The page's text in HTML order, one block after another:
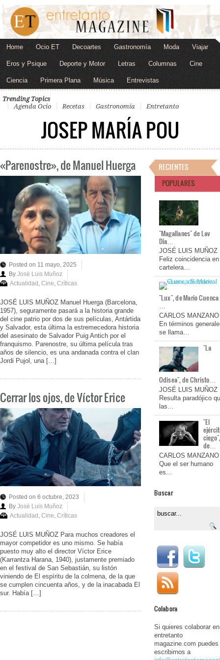
Home Ocio ET Decoartes Gastronomía Moda Viajar
Eros y Psique Deporte y Motor Letras Columnas Cine
Ciencia Primera Plana Música Entrevistas
Trending Topics
Agenda Ocio
Recetas Gastronomía Entretanto
JOSEP MARÍA POU
«Parenostre», de Manuel Huerga
Posted on 11 mayo, 2025
By José Luis Muñoz
Actualidad, Cine, Críticas
JOSÉ LUIS MUÑOZ Manuel Huerga (Barcelona,
1957), seguramente pasará a la historia grande
del cine patrio por dos de sus películas, Antártida
y Salvador, esta última la estremecedora historia
del asesinato de Salvador Puig Antich por el
franquismo. Parenostre, su última película tras
años de silencio, es una andanada contra el clan
Jordi Pujol, una […]
Cerrar los ojos, de Víctor Erice
Posted on 6 octubre, 2023
By José Luis Muñoz
Actualidad , Cine, Críticas
JOSÉ LUIS MUÑOZ Para muchos creadores el
mayor competidor es uno mismo. Se había
puesto muy alto el director Víctor Erice
(Karrantza Harana, 1940), justamente premiado
en el festival de San Sebastián, su listón
viniendo de El espíritu de la colmena, de la que
se cumplen cincuenta años, y de la inacabada El
sur. Había […]
RECIENTES
POPULARES
"Magallanes" de Lav
Dia…
JOSÉ LUIS MUÑOZ
Feliz coincidencia en
cartelera…
"Lux", de Mario Cuenca
…
CARLOS MANZANO
En términos
se llama…
"La
Odisea", de Christo…
JOSÉ LUIS MUÑOZ
Resulta paradójico
las…
"El
de…
CARLOS MANZANO
Que el ser humano
es…
Buscar
Colabora
Si quieres colaborar en
entretanto
magazine.com puedes
escribirnos a